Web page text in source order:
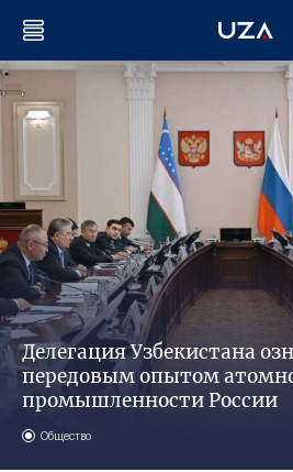
Делегация Узбекистана
передовым опытом
промышленности России
Общество